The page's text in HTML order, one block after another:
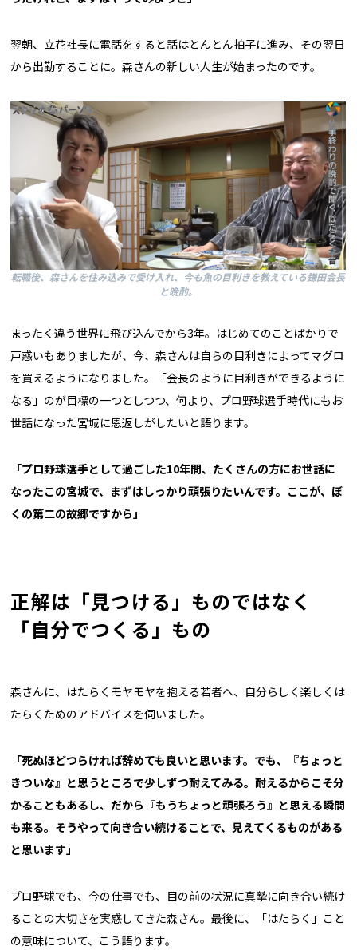
翌朝、立花社長に電話をすると話はとんとん拍子に進み、その翌日
から出勤することに。森さんの新しい人生が始まったのです。
転職後、森さんを住み込みで受け入れ、今も魚の目利きを教えている鎌田会長
と晩酌。
まったく違う世界に飛び込んでから3年。はじめてのことばかりで
戸惑いもありましたが、今、森さんは自らの目利きによってマグロ
を買えるようになりました。「会長のように目利きができるように
なる」のが目標の一つとしつつ、何より、プロ野球選手時代にもお
世話になった宮城に恩返しがしたいと語ります。
「プロ野球選手として過ごした10年間、たくさんの方にお世話に
なったこの宮城で、まずはしっかり頑張りたいんです。ここが、ぼ
くの第二の故郷ですから」
正解は「見つける」ものではなく
「自分でつくる」もの
森さんに、はたらくモヤモヤを抱える若者へ、自分らしく楽しくは
たらくためのアドバイスを伺いました。
「死ぬほどつらければ辞めても良いと思います。でも、『ちょっと
きついな』と思うところで少しずつ耐えてみる。耐えるからこそ分
かることもあるし、だから『もうちょっと頑張ろう』と思える瞬間
も来る。そうやって向き合い続けることで、見えてくるものがある
と思います」
プロ野球でも、今の仕事でも、目の前の状況に真摯に向き合い続け
ることの大切さを実感してきた森さん。最後に、「はたらく」こと
の意味について、こう語ります。